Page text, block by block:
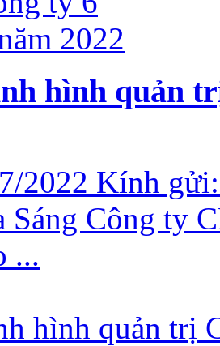
hình quản
2022 Kính
Sáng Công ty
...
hình quản trị